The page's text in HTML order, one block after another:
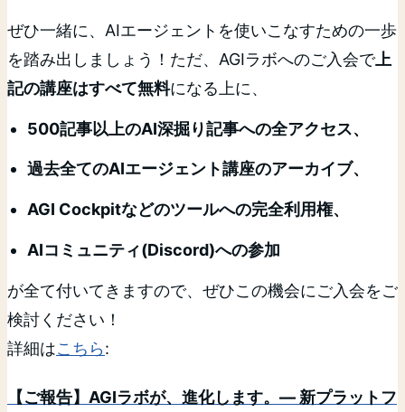
ぜひ一緒に、AIエージェントを使いこなすための一歩
を踏み出しましょう！ただ、AGIラボへのご入会で上
記の講座はすべて無料になる上に、
500記事以上のAI深掘り記事への全アクセス、
過去全てのAIエージェント講座のアーカイブ、
AGI Cockpitなどのツールへの完全利用権、
AIコミュニティ(Discord)への参加
が全て付いてきますので、ぜひこの機会にご入会をご
検討ください！
詳細はこちら:
【ご報告】AGIラボが、進化します。— 新プラットフ